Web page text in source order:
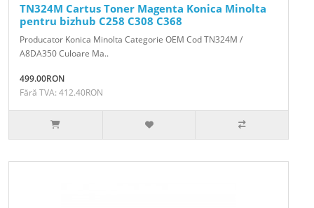
TN324M Cartus Toner Magenta Konica Minolta
pentru bizhub C258 C308 C368
Producator Konica Minolta Categorie OEM Cod TN324M /
A8DA350 Culoare Ma..
499.00RON
Fără TVA: 412.40RON